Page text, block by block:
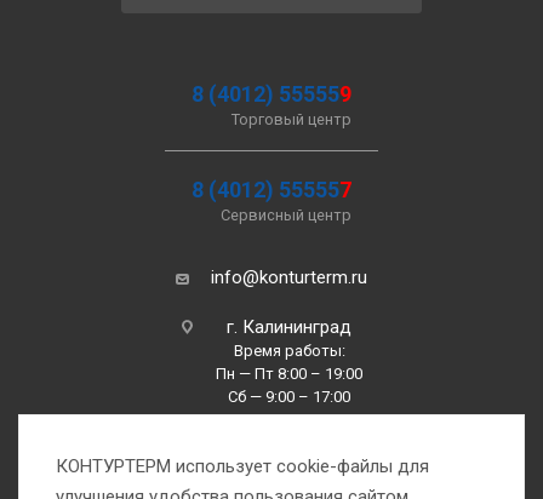
8 (4012) 555559
Торговый центр
8 (4012) 555557
Сервисный центр
info@konturterm.ru
г. Калининград
Время работы:
Пн — Пт 8:00 – 19:00
Сб — 9:00 – 17:00
Вс —10:00 – 16:00
КОНТУРТЕРМ использует cookie-файлы для